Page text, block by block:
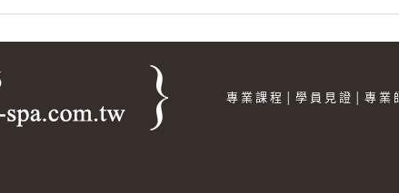
專 業 課 程 學 員 見 證 專 業